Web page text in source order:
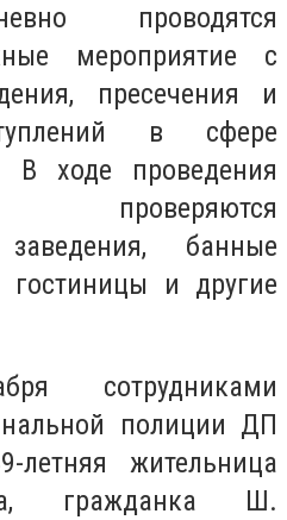
проводятся
мероприятие с
пресечения и
в сфере
В ходе проведения
проверяются
заведения, банные
гостиницы и другие
сотрудниками
полиции ДП
летняя жительница
гражданка Ш.